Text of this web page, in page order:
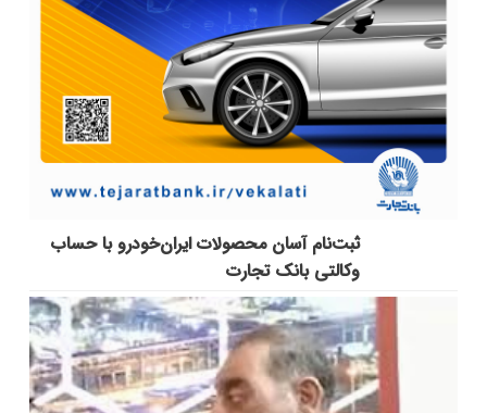
ثبت‌نام آسان محصولات ایران‌خودرو با حساب
وکالتی بانک تجارت